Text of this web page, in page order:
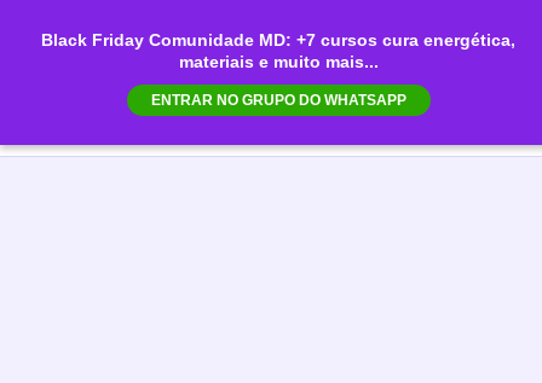
Black Friday Comunidade MD: +7 cursos cura energética,
materiais e muito mais...
ENTRAR NO GRUPO DO WHATSAPP
para